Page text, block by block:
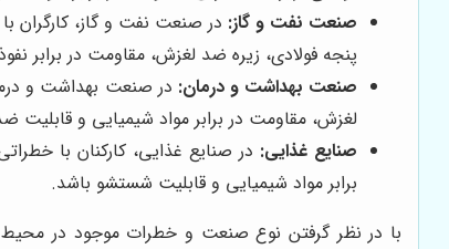
صنعت نفت و گاز: در صنعت نفت و گاز، کارگران
پنجه فولادی، زیره ضد لغزش، مقاومت در برابر
صنعت بهداشت و درمان: در صنعت بهداشت و
لغزش، مقاومت در برابر مواد شیمیایی و قابلیت
صنایع غذایی: در صنایع غذایی، کارکنان با
برابر مواد شیمیایی و قابلیت شستشو باشد.
با در نظر گرفتن نوع صنعت و خطرات موجود در محیط